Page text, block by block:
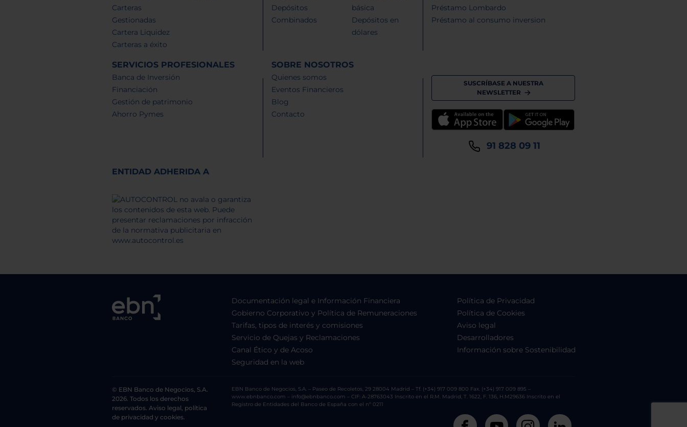
Carteras
Gestionadas
Cartera Liquidez
Carteras a éxito
Depósitos
Combinados
básica
Depósitos en
dólares
Préstamo Lombardo
Préstamo al consumo inversion
SERVICIOS PROFESIONALES
Banca de Inversión
Financiación
Gestión de patrimonio
Ahorro Pymes
SOBRE NOSOTROS
Quienes somos
Eventos Financieros
Blog
Contacto
SUSCRÍBASE A NUESTRA
NEWSLETTER
91 828 09 11
ENTIDAD ADHERIDA A
Documentación legal e Información Financiera
Gobierno Corporativo y Política de Remuneraciones
Tarifas, tipos de interés y comisiones
Servicio de Quejas y Reclamaciones
Canal Ético y de Acoso
Seguridad en la web
Política de Privacidad
Política de Cookies
Aviso legal
Desarrolladores
Información sobre Sostenibilidad
© EBN Banco de Negocios, S.A.
2026. Todos los derechos
reservados. Aviso legal, política
de privacidad y cookies.
EBN Banco de Negocios, S.A. – Paseo de Recoletos, 29 28004 Madrid – Tf. (+34) 917 009 800 Fax. (+34) 917 009 895 –
www.ebnbanco.com – info@ebnbanco.com – CIF: A-28763043 Inscrito en el R.M. Madrid, T. 1622, F. 136, H.M29636 Inscrito en el
Registro de Entidades del Banco de España con el nº 0211